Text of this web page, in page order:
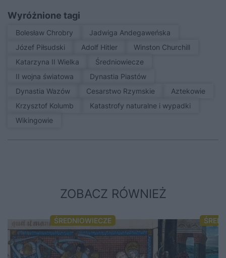
Wyróżnione tagi
Bolesław Chrobry
Jadwiga Andegaweńska
Józef Piłsudski
Adolf Hitler
Winston Churchill
Katarzyna II Wielka
średniowiecze
II wojna światowa
Dynastia Piastów
Dynastia Wazów
Cesarstwo Rzymskie
Aztekowie
Krzysztof Kolumb
Katastrofy naturalne i wypadki
Wikingowie
ZOBACZ RÓWNIEŻ
ŚREDNIOWIECZE